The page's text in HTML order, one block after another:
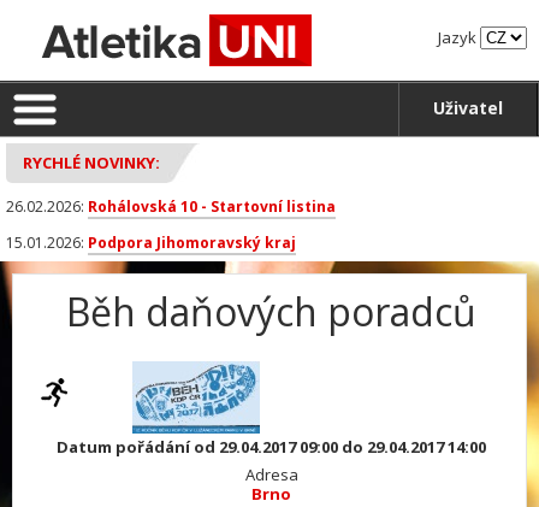
Jazyk
Uživatel
RYCHLÉ NOVINKY:
26.02.2026: Rohálovská 10 - Startovní listina
15.01.2026: Podpora Jihomoravský kraj
Běh daňových poradců
Datum pořádání od 29.04.2017 09:00 do 29.04.2017 14:00
Adresa
Brno